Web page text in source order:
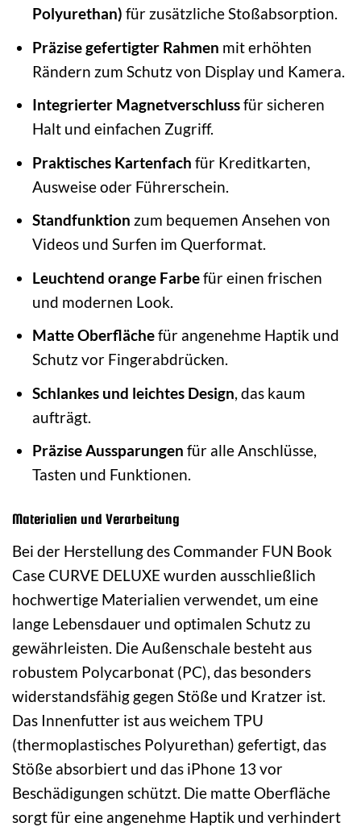
Polyurethan) für zusätzliche Stoßabsorption.
Präzise gefertigter Rahmen mit erhöhten
Rändern zum Schutz von Display und Kamera.
Integrierter Magnetverschlussfür sicheren
Halt und einfachen Zugriff.
Praktisches Kartenfach für Kreditkarten,
Ausweise oder Führerschein.
Standfunktion zum bequemen Ansehen von
Videos und Surfen im Querformat.
Leuchtend orange Farbefür einen frischen
und modernen Look.
Matte Oberflächefür angenehme Haptik und
Schutz vor Fingerabdrücken.
Schlankes und leichtes Design, das kaum
aufträgt.
Präzise Aussparungen für alle Anschlüsse,
Tasten und Funktionen.
Materialien und Verarbeitung
Bei der Herstellung des Commander FUN Book
Case CURVE DELUXE wurden ausschließlich
hochwertige Materialien verwendet, um eine
lange Lebensdauer und optimalen Schutz zu
gewährleisten. Die Außenschale besteht aus
robustem Polycarbonat (PC), das besonders
widerstandsfähig gegen Stöße und Kratzer ist.
Das Innenfutter ist aus weichem TPU
(thermoplastisches Polyurethan) gefertigt, das
Stöße absorbiert und das iPhone 13 vor
Beschädigungen schützt. Die matte Oberfläche
sorgt für eine angenehme Haptik und verhindert